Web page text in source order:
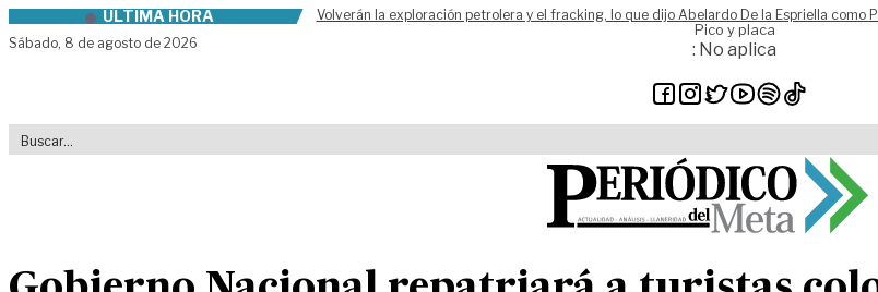
Skip to contentÚLTIMA HORA
Volverán la exploración petrolera y el fracking, lo que dijo Abelardo De la Espriella como
Sábado, 8 de agosto de 2026
Pico y placa
: No aplica